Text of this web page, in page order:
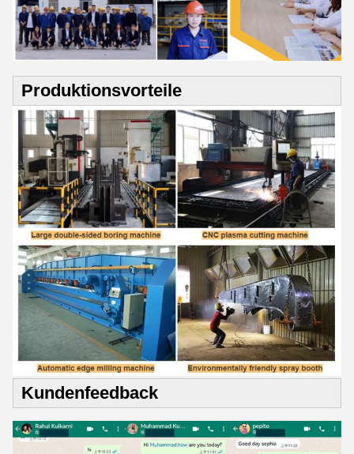
Produktionsvorteile
Kundenfeedback